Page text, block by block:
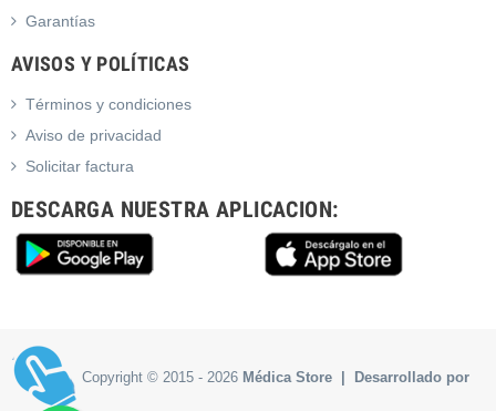
Garantías
AVISOS Y POLÍTICAS
Términos y condiciones
Aviso de privacidad
Solicitar factura
DESCARGA NUESTRA APLICACION:
Copyright © 2015 - 2026 Médica Store | Desarrollado por